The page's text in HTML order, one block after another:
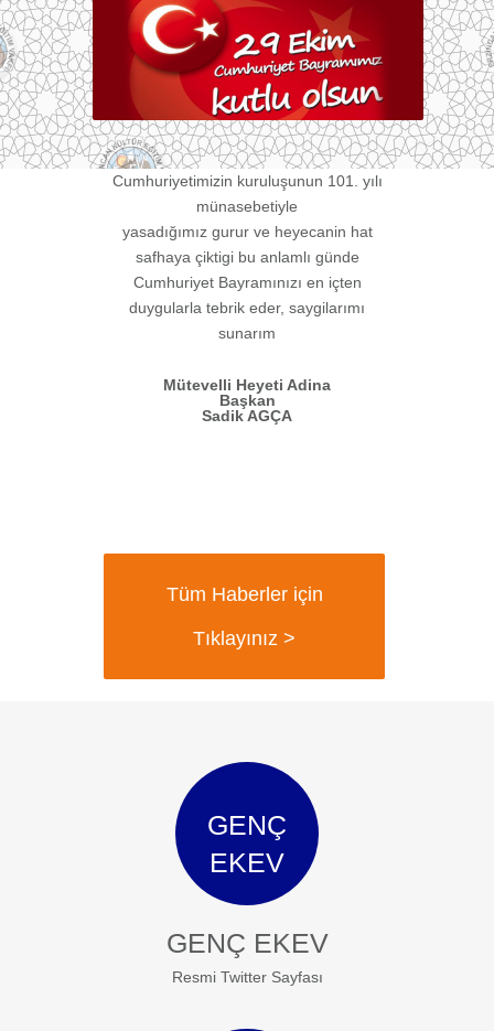
Cumhuriyetimizin kuruluşunun 101. yılı
münasebetiyle
yasadığımız gurur ve heyecanin hat
safhaya çiktigi bu anlamlı günde
Cumhuriyet Bayramınızı en içten
duygularla tebrik eder, saygilarımı
sunarım
Mütevelli Heyeti Adina
Başkan
Sadik AGÇA
Tüm Haberler için
Tıklayınız >
GENÇ
EKEV
GENÇ EKEV
Resmi Twitter Sayfası